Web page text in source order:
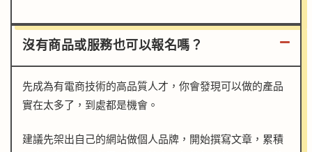
沒有商品或服務也可以報名嗎？
先成為有電商技術的高品質人才，你會發現可以做的產品
實在太多了，到處都是機會。
建議先架出自己的網站做個人品牌，開始撰寫文章，累積